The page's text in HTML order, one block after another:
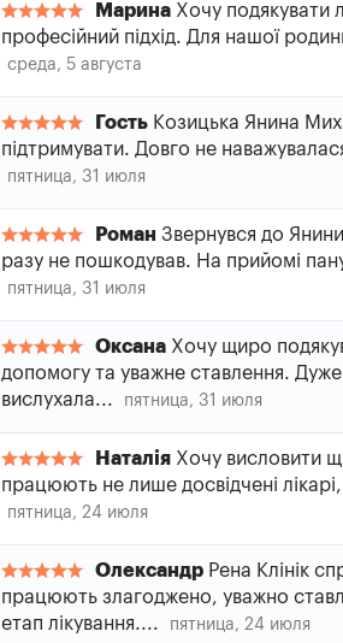
Марина Хочу подякувати
професійний підхід. Для нашої
среда, 5 августа
Гость Козицька Янина
підтримувати. Довго не
пятница, 31 июля
Роман Звернувся до
разу не пошкодував. На прийомі
пятница, 31 июля
Оксана Хочу щиро
допомогу та уважне ставлення.
вислухала...
пятница, 31 июля
Наталія Хочу висловити
працюють не лише досвідчені
пятница, 24 июля
Олександр Рена Клінік
працюють злагоджено, уважно
етап лікування....
пятница, 24 июля